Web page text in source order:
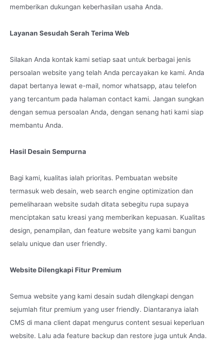
memberikan dukungan keberhasilan usaha Anda.
Layanan Sesudah Serah Terima Web
Silakan Anda kontak kami setiap saat untuk berbagai jenis
persoalan website yang telah Anda percayakan ke kami. Anda
dapat bertanya lewat e-mail, nomor whatsapp, atau telefon
yang tercantum pada halaman contact kami. Jangan sungkan
dengan semua persoalan Anda, dengan senang hati kami siap
membantu Anda.
Hasil Desain Sempurna
Bagi kami, kualitas ialah prioritas. Pembuatan website
termasuk web desain, web search engine optimization dan
pemeliharaan website sudah ditata sebegitu rupa supaya
menciptakan satu kreasi yang memberikan kepuasan. Kualitas
design, penampilan, dan feature website yang kami bangun
selalu unique dan user friendly.
Website Dilengkapi Fitur Premium
Semua website yang kami desain sudah dilengkapi dengan
sejumlah fitur premium yang user friendly. Diantaranya ialah
CMS di mana client dapat mengurus content sesuai keperluan
website. Lalu ada feature backup dan restore juga untuk Anda.